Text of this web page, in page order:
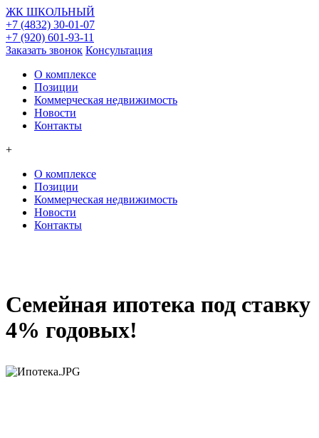
ЖК ШКОЛЬНЫЙ
+7 (4832) 30-01-07
+7 (920) 601-93-11
Заказать звонок Консультация
О комплексе
Позиции
Коммерческая недвижимость
Новости
Контакты
+
О комплексе
Позиции
Коммерческая недвижимость
Новости
Контакты
Семейная ипотека под ставку
4% годовых!